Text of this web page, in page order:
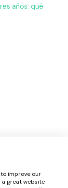
años: qué
improve our
a great website